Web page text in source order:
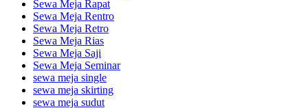
Sewa Meja Rapat
Sewa Meja Rentro
Sewa Meja Retro
Sewa Meja Rias
Sewa Meja Saji
Sewa Meja Seminar
sewa meja single
sewa meja skirting
sewa meja sudut